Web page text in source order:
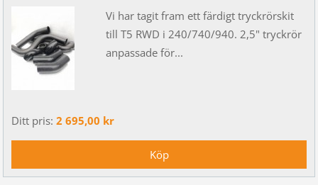
Vi har tagit fram ett färdigt tryckrörskit
till T5 RWD i 240/740/940. 2,5" tryckrör
anpassade för...
Ditt pris: 2 695,00 kr